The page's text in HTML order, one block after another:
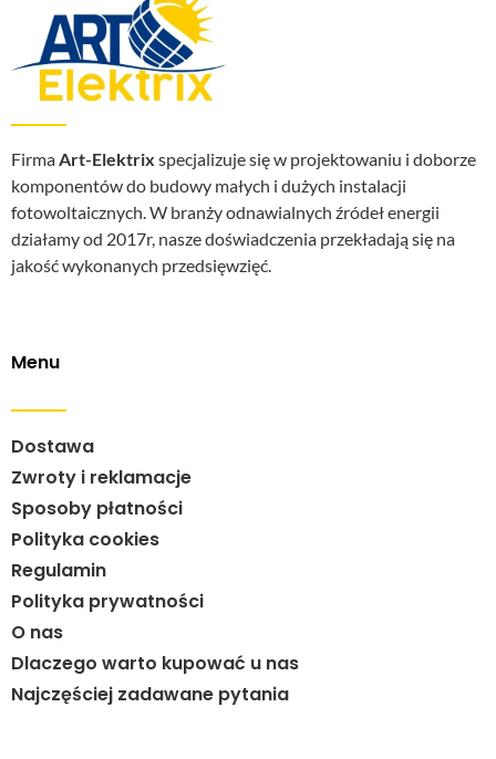
FirmaArt-Elektrix specjalizuje się w projektowaniu i doborze
komponentów do budowy małych i dużych instalacji
fotowoltaicznych. W branży odnawialnych źródeł energii
działamy od 2017r, nasze doświadczenia przekładają się na
jakość wykonanych przedsięwzięć.
Menu
Dostawa
Zwroty i reklamacje
Sposoby płatności
Polityka cookies
Regulamin
Polityka prywatności
O nas
Dlaczego warto kupować u nas
Najczęściej zadawane pytania